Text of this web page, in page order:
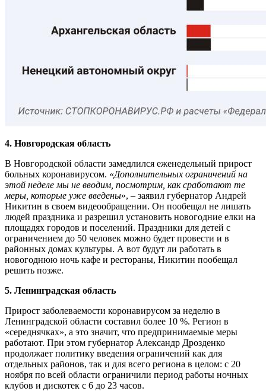
4. Новгородская область
В Новгородской области замедлился еженедельный прирост
больных коронавирусом. «Дополнительных ограничений на
этой неделе мы не вводим, посмотрим, как сработают те
меры, которые уже введены», – заявил губернатор Андрей
Никитин в своем видеообращении. Он пообещал не лишать
людей праздника и разрешил установить новогодние елки на
площадях городов и поселений. Праздники для детей с
ограничением до 50 человек можно будет провести и в
районных домах культуры. А вот будут ли работать в
новогоднюю ночь кафе и рестораны, Никитин пообещал
решить позже.
5. Ленинградская область
Прирост заболеваемости коронавирусом за неделю в
Ленинградской области составил более 10 %. Регион в
«середнячках», а это значит, что предпринимаемые меры
работают. При этом губернатор Александр Дрозденко
продолжает политику введения ограничений как для
отдельных районов, так и для всего региона в целом: с 20
ноября по всей области ограничили период работы ночных
клубов и дискотек с 6 до 23 часов.